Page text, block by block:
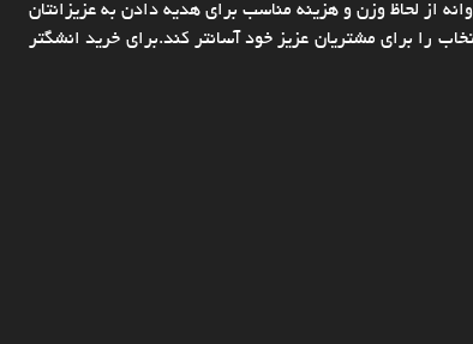
از لحاظ وزن و هزینه مناسب برای هدیه دادن به عزیزانتان
را برای مشتریان عزیز خود آسانتر کند.برای خرید انشگتر